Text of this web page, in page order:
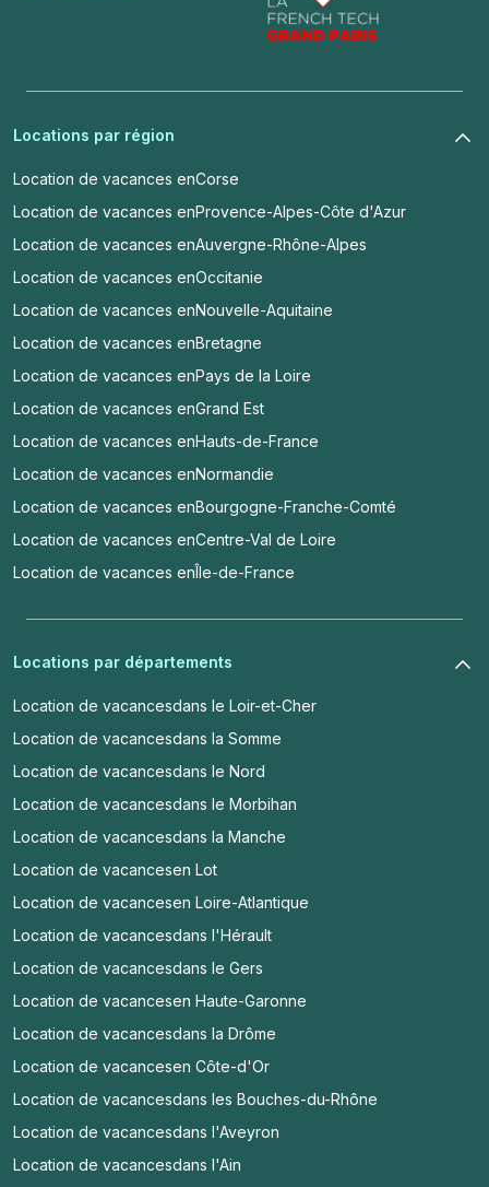
Locations par région
Location de vacances enCorse
Location de vacances enProvence-Alpes-Côte d'Azur
Location de vacances enAuvergne-Rhône-Alpes
Location de vacances enOccitanie
Location de vacances enNouvelle-Aquitaine
Location de vacances enBretagne
Location de vacances enPays de la Loire
Location de vacances enGrand Est
Location de vacances enHauts-de-France
Location de vacances enNormandie
Location de vacances enBourgogne-Franche-Comté
Location de vacances enCentre-Val de Loire
Location de vacances enÎle-de-France
Locations par départements
Location de vacancesdans le Loir-et-Cher
Location de vacancesdans la Somme
Location de vacancesdans le Nord
Location de vacancesdans le Morbihan
Location de vacancesdans la Manche
Location de vacancesen Lot
Location de vacancesen Loire-Atlantique
Location de vacancesdans l'Hérault
Location de vacancesdans le Gers
Location de vacancesen Haute-Garonne
Location de vacancesdans la Drôme
Location de vacancesen Côte-d'Or
Location de vacancesdans les Bouches-du-Rhône
Location de vacancesdans l'Aveyron
Location de vacancesdans l'Ain